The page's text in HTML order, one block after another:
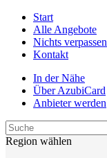
Start
Alle Angebote
Nichts verpassen
Kontakt
In der Nähe
Über AzubiCard
Anbieter werden
Region wählen